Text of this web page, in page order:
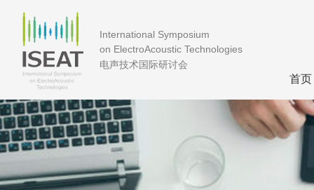
International Symposium
on ElectroAcoustic Technologies
电声技术国际研讨会
首页